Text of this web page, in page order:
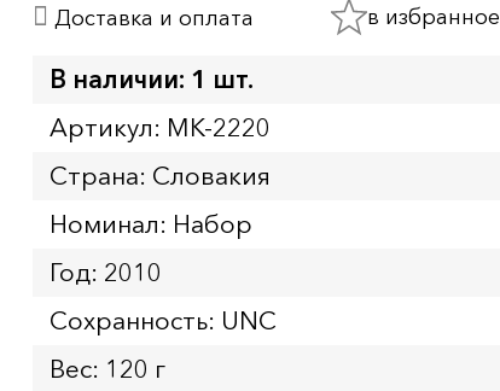
Доставка и оплата в избранное
В наличии: 1 шт.
Артикул: MK-2220
Страна: Словакия
Номинал: Набор
Год: 2010
Сохранность: UNC
Вес: 120 г